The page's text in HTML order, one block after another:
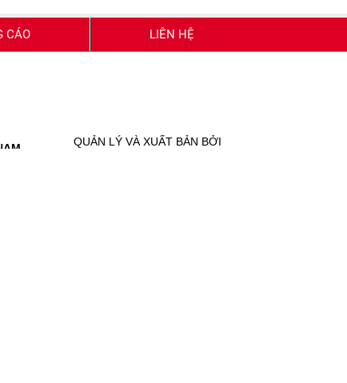
CÁO LIÊN HỆ
QUẢN LÝ VÀ XUẤT BẢN BỞI